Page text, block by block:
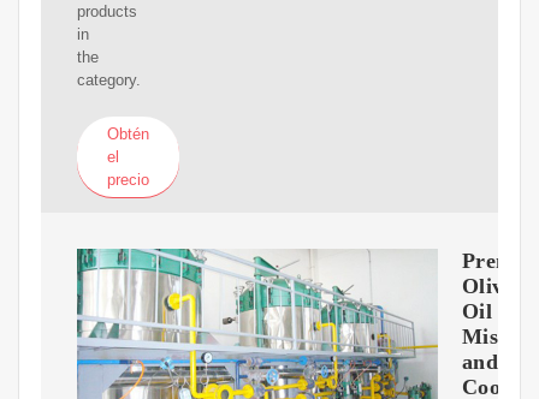
products
in
the
category.
Obtén
el
precio
Olive
Oil
Mister
and